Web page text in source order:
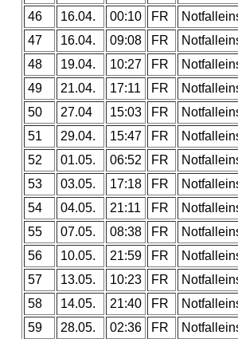
46
16.04. 00:10 FR
47
16.04. 09:08 FR
48
19.04. 10:27 FR
49
21.04. 17:11 FR
50
27.04 15:03 FR
51
29.04. 15:47 FR
52
01.05. 06:52 FR
53
03.05. 17:18 FR
54
04.05. 21:11 FR
55
07.05. 08:38 FR
56
10.05. 21:59 FR
57
13.05. 10:23 FR
58
14.05. 21:40 FR
59
28.05. 02:36 FR